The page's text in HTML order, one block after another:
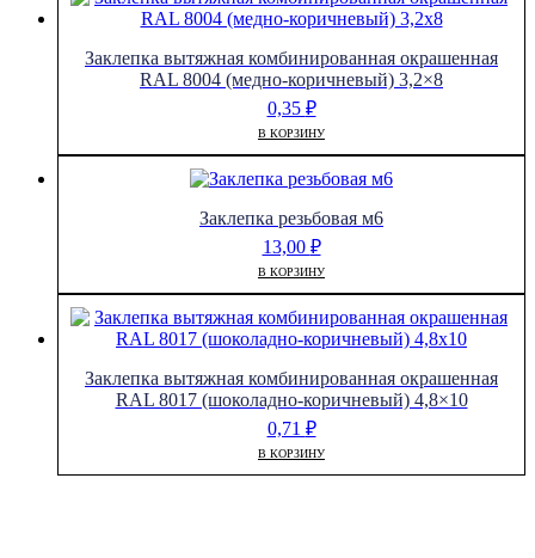
Заклепка вытяжная комбинированная окрашенная
RAL 8004 (медно-коричневый) 3,2×8
0,35 ₽
В КОРЗИНУ
Заклепка резьбовая м6
13,00 ₽
В КОРЗИНУ
Заклепка вытяжная комбинированная окрашенная
RAL 8017 (шоколадно-коричневый) 4,8×10
0,71 ₽
В КОРЗИНУ